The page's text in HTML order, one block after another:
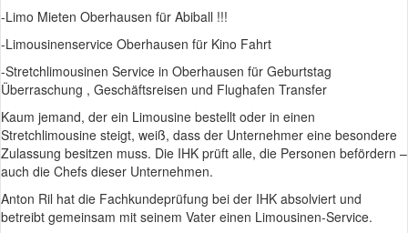
-Limo Mieten Oberhausen für Abiball !!!
-Limousinenservice Oberhausen für Kino Fahrt
-Stretchlimousinen Service in Oberhausen für Geburtstag
Überraschung , Geschäftsreisen und Flughafen Transfer
Kaum jemand, der ein Limousine bestellt oder in einen
Stretchlimousine steigt, weiß, dass der Unternehmer eine besondere
Zulassung besitzen muss. Die IHK prüft alle, die Personen befördern –
auch die Chefs dieser Unternehmen.
Anton Ril hat die Fachkundeprüfung bei der IHK absolviert und
betreibt gemeinsam mit seinem Vater einen Limousinen-Service.